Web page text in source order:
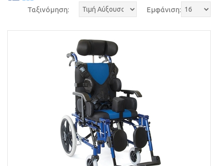
Ταξινόμηση: Εμφάνιση: